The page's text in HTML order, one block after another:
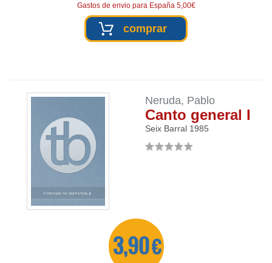
Gastos de envio para España 5,00€
comprar
Neruda, Pablo
Canto general I
Seix Barral 1985
3,90 €